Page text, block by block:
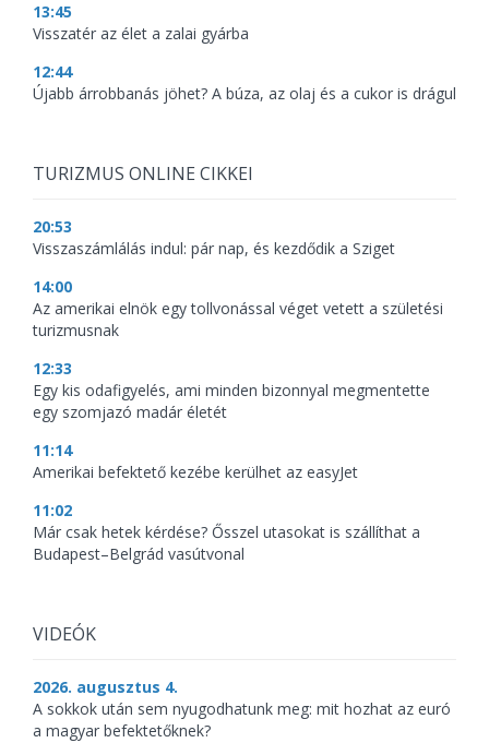
13:45
Visszatér az élet a zalai gyárba
12:44
Újabb árrobbanás jöhet? A búza, az olaj és a cukor is drágul
TURIZMUS ONLINE CIKKEI
20:53
Visszaszámlálás indul: pár nap, és kezdődik a Sziget
14:00
Az amerikai elnök egy tollvonással véget vetett a születési
turizmusnak
12:33
Egy kis odafigyelés, ami minden bizonnyal megmentette
egy szomjazó madár életét
11:14
Amerikai befektető kezébe kerülhet az easyJet
11:02
Már csak hetek kérdése? Ősszel utasokat is szállíthat a
Budapest–Belgrád vasútvonal
VIDEÓK
2026. augusztus 4.
A sokkok után sem nyugodhatunk meg: mit hozhat az euró
a magyar befektetőknek?